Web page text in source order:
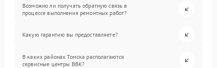
Возможно ли получать обратную связь в
процессе выполнения ремонтных работ?
Какую гарантию вы предоставляете?
В каких районах Томска располагаются
сервисные центры BBK?